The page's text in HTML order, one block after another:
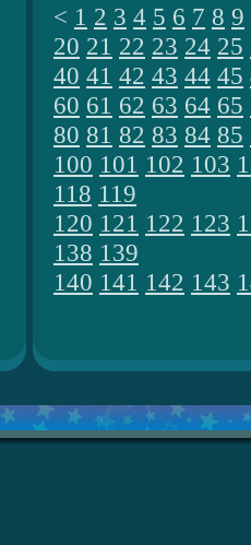
< 1 2 3 4 5 6 7 8 9
20 21 22 23 24 25
40 41 42 43 44 45
60 61 62 63 64 65
80 81 82 83 84 85
100 101 102 103
118 119
120 121 122 123
138 139
140 141 142 143